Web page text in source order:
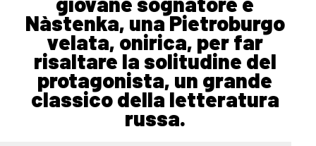
Nàstenka, una Pietroburgo
velata, onirica, per far
risaltare la solitudine del
protagonista, un grande
classico della letteratura
russa.